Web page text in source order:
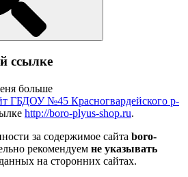
ссылке
больше
ГБДОУ №45 Красногвардейского р-
http://boro-plyus-shop.ru.
за содержимое сайта boro-
рекомендуем не указывать
на сторонних сайтах.